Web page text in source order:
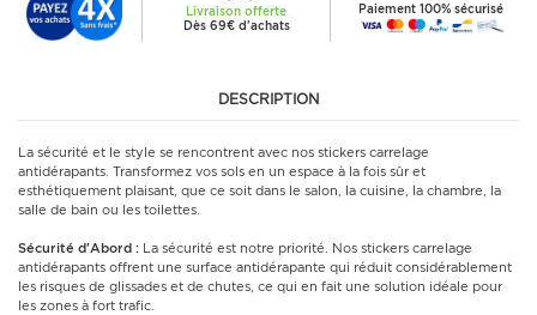
Livraison offerte
Dès 69€ d'achats
Paiement 100% sécurisé
DESCRIPTION
La sécurité et le style se rencontrent avec nos stickers carrelage
antidérapants. Transformez vos sols en un espace à la fois sûr et
esthétiquement plaisant, que ce soit dans le salon, la cuisine, la chambre, la
salle de bain ou les toilettes.
Sécurité d'Abord : La sécurité est notre priorité. Nos stickers carrelage
antidérapants offrent une surface antidérapante qui réduit considérablement
les risques de glissades et de chutes, ce qui en fait une solution idéale pour
les zones à fort trafic.